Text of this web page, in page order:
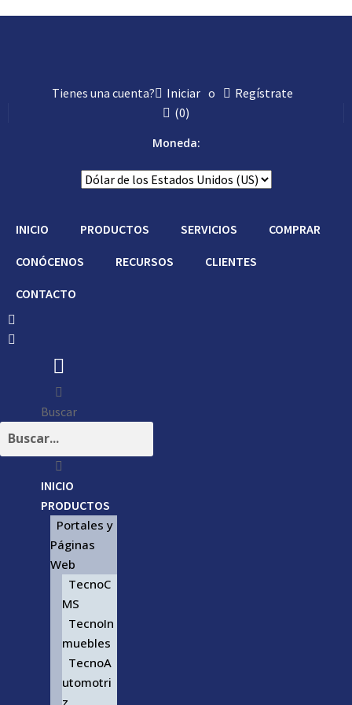
Tienes una cuenta? Iniciar o
Regístrate
(0)
Moneda:
INICIO PRODUCTOS SERVICIOS COMPRAR
CONÓCENOS RECURSOS CLIENTES
CONTACTO
Buscar
INICIO
PRODUCTOS
Portales y
Páginas
Web
TecnoC
MS
TecnoIn
muebles
TecnoA
utomotri